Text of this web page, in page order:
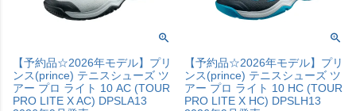
【予約品☆2026年モデル】プリ
ンス(prince) テニスシューズ ツ
アー プロ ライト 10 AC (TOUR
PRO LITE X AC) DPSLA13
【予約品☆2026年モデル】プリ
ンス(prince) テニスシューズ ツ
アー プロ ライト 10 HC (TOUR
PRO LITE X HC) DPSLH13